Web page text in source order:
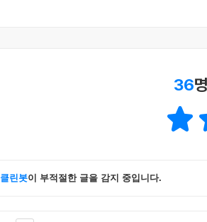
36
클린봇이 부적절한 글을 감지 중입니다.